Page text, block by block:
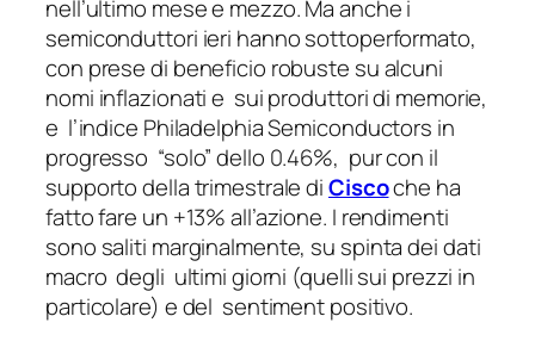
nell’ultimo mese e mezzo. Ma anche i
semiconduttori ieri hanno sottoperformato,
con prese di beneficio robuste su alcuni
nomi inflazionati e sui produttori di memorie,
e l’indice Philadelphia Semiconductors in
progresso “solo” dello 0.46%, pur con il
supporto della trimestrale diCiscoche ha
fatto fare un +13% all’azione. I rendimenti
sono saliti marginalmente, su spinta dei dati
macro degli ultimi giorni (quelli sui prezzi in
particolare) e del sentiment positivo.